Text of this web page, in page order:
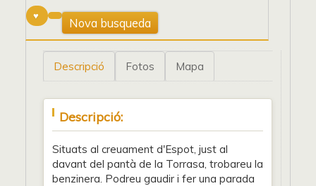
Nova busqueda
Descripció Fotos Mapa
Descripció:
Situats al creuament d'Espot, just al
davant del pantà de la Torrasa, trobareu la
benzinera. Podreu gaudir i fer una parada